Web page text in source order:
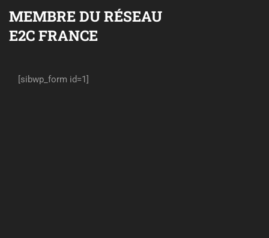
MEMBRE DU RÉSEAU
E2C FRANCE
[sibwp_form id=1]